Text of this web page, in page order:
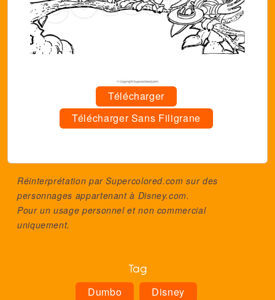
Télécharger
Télécharger Sans Filigrane
Réinterprétation par Supercolored.com sur des
personnages appartenant à Disney.com.
Pour un usage personnel et non commercial
uniquement.
Tag
Dumbo Disney